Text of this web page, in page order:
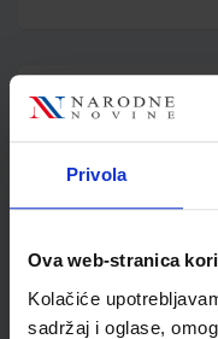
Privola
Ova web-stranica
Kolačiće
sadržaj i oglase,
Detalji proizvoda
Šifra proizvoda
Jedinična mjera